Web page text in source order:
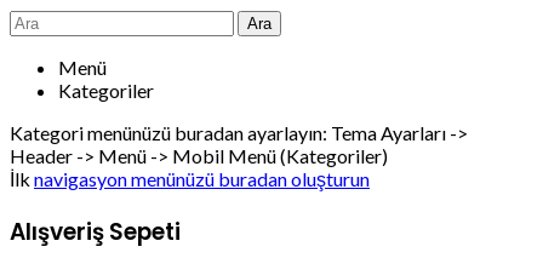
Ara
Menü
Kategoriler
Kategori menünüzü buradan ayarlayın: Tema Ayarları ->
Header -> Menü -> Mobil Menü (Kategoriler)
İlk navigasyon menünüzü buradan oluşturun
Alışveriş Sepeti